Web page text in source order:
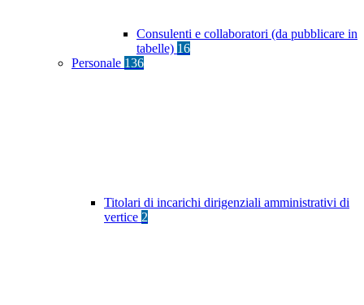
Consulenti e collaboratori (da pubblicare in
tabelle) 16
Personale 136
Titolari di incarichi dirigenziali amministrativi di
vertice 2